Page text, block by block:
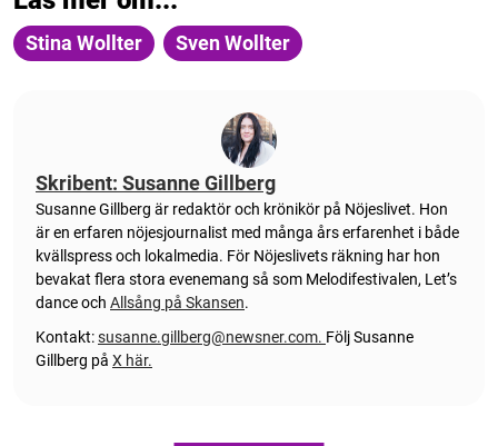
Stina Wollter Sven Wollter
Skribent: Susanne Gillberg
Susanne Gillberg är redaktör och krönikör på Nöjeslivet. Hon
är en erfaren nöjesjournalist med många års erfarenhet i både
kvällspress och lokalmedia. För Nöjeslivets räkning har hon
bevakat flera stora evenemang så som Melodifestivalen, Let’s
dance och Allsång på Skansen.
Kontakt:susanne.gillberg@newsner.com. Följ Susanne
Gillberg på X här.